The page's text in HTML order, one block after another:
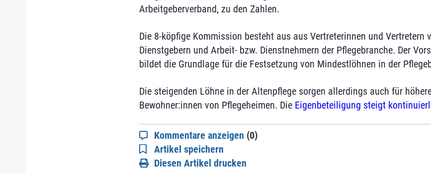
Arbeitgeberverband, zu den Zahlen.
Die 8-köpfige Kommission besteht aus aus Vertreterinnen und Vertretern
Dienstgebern und Arbeit- bzw. Dienstnehmern der Pflegebranche. Der
bildet die Grundlage für die Festsetzung von Mindestlöhnen in der
Die steigenden Löhne in der Altenpflege sorgen allerdings auch für
Bewohner:innen von Pflegeheimen. Die Eigenbeteiligung steigt
Kommentare anzeigen (0)
Artikel speichern
Diesen Artikel drucken